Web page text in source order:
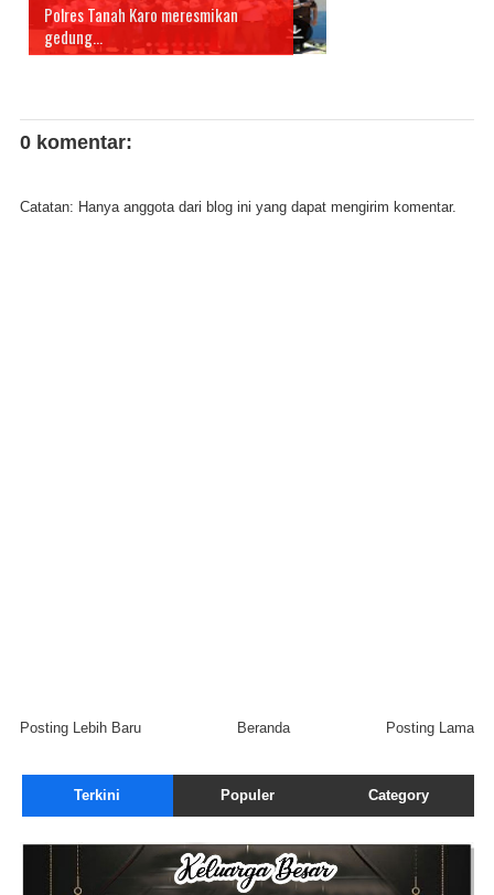
Polres Tanah Karo meresmikan
gedung...
0 komentar:
Catatan: Hanya anggota dari blog ini yang dapat mengirim komentar.
Posting Lebih Baru Posting Lama
Beranda
Terkini Populer Category